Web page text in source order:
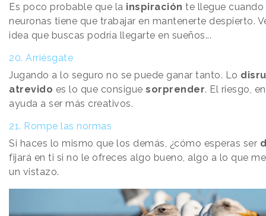
Es poco probable que la inspiración te llegue
neuronas tiene que trabajar en mantenerte despierto.
idea que buscas podría llegarte en sueños...
20. Arriésgate
Jugando a lo seguro no se puede ganar tanto. Lo
atrevido es lo que consigue sorprender. El riesgo,
ayuda a ser más creativos.
21. Rompe las normas
Si haces lo mismo que los demás, ¿cómo esperas ser
fijará en ti si no le ofreces algo bueno, algo a lo que
un vistazo.